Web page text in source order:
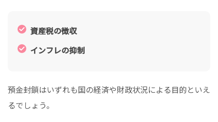
資産税の徴収
インフレの抑制
預金封鎖はいずれも国の経済や財政状況による目的といえ
るでしょう。